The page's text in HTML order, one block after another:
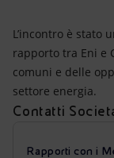
L’incontro è stato
rapporto tra Eni e
comuni e delle
settore energia.
Contatti
Rapporti con i